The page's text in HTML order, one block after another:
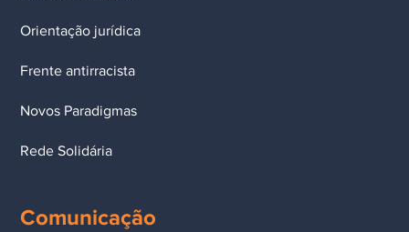
Orientação jurídica
Frente antirracista
Novos Paradigmas
Rede Solidária
Comunicação